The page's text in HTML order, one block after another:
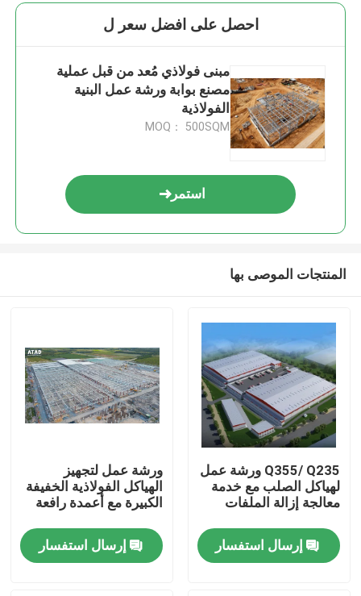
احصل على افضل سعر ل
مبنى فولاذي مُعد من قبل عملية
مصنع بوابة ورشة عمل البنية
الفولاذية
MOQ： 500SQM
استمر
المنتجات الموصى بها
Q355/ Q235 ورشة عمل
لهياكل الصلب مع خدمة
معالجة إزالة الملفات
إرسال استفسار
ورشة عمل لتجهيز
الهياكل الفولاذية الخفيفة
الكبيرة مع أعمدة رافعة
إرسال استفسار